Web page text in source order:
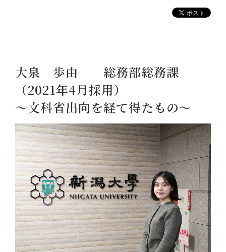
大泉 歩由 総務部総務課
（2021年4月採用）
～文科省出向を経て得たもの～